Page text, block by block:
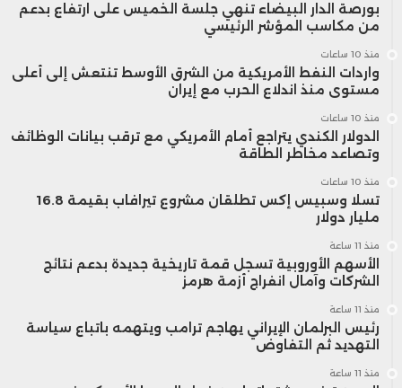
بورصة الدار البيضاء تنهي جلسة الخميس على ارتفاع بدعم
من مكاسب المؤشر الرئيسي
منذ 10 ساعات
واردات النفط الأمريكية من الشرق الأوسط تنتعش إلى أعلى
مستوى منذ اندلاع الحرب مع إيران
منذ 10 ساعات
الدولار الكندي يتراجع أمام الأمريكي مع ترقب بيانات الوظائف
وتصاعد مخاطر الطاقة
منذ 10 ساعات
تسلا وسبيس إكس تطلقان مشروع تيرافاب بقيمة 16.8
مليار دولار
منذ 11 ساعة
الأسهم الأوروبية تسجل قمة تاريخية جديدة بدعم نتائج
الشركات وآمال انفراج أزمة هرمز
منذ 11 ساعة
رئيس البرلمان الإيراني يهاجم ترامب ويتهمه باتباع سياسة
التهديد ثم التفاوض
منذ 11 ساعة